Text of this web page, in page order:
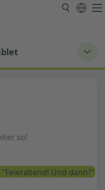
so!
Und dann?"